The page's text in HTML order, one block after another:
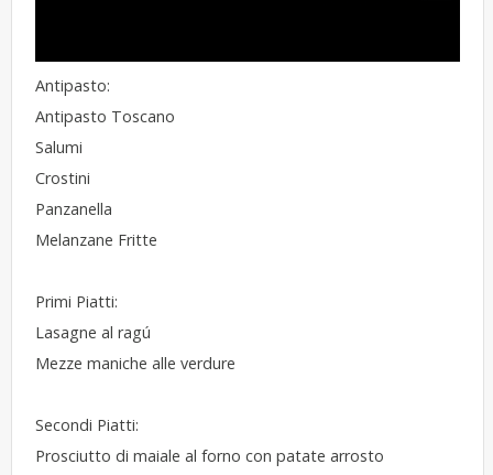
Antipasto:
Antipasto Toscano
Salumi
Crostini
Panzanella
Melanzane Fritte
Primi Piatti:
Lasagne al ragú
Mezze maniche alle verdure
Secondi Piatti:
Prosciutto di maiale al forno con patate arrosto